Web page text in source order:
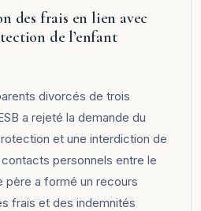
des frais en lien avec
de l’enfant
divorcés de trois
a rejeté la demande du
et une interdiction de
personnels entre le
père a formé un recours
frais et des indemnités